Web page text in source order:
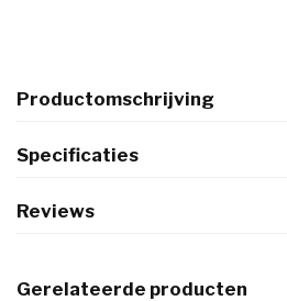
Productomschrijving
Specificaties
Reviews
Gerelateerde producten